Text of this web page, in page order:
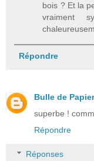
bois ? Et la
vraiment
Répondre
Bulle de Papier
superbe !
Répondre
Réponses